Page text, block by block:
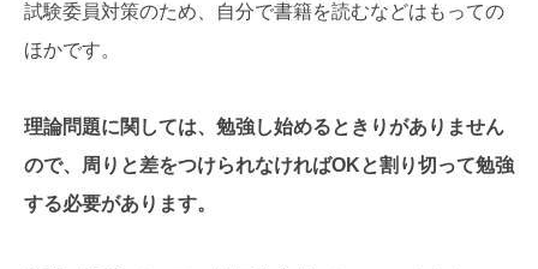
試験委員対策のため、自分で書籍を読むなどはもっての
ほかです。
理論問題に関しては、勉強し始めるときりがありません
ので、周りと差をつけられなければOKと割り切って勉強
する必要があります。